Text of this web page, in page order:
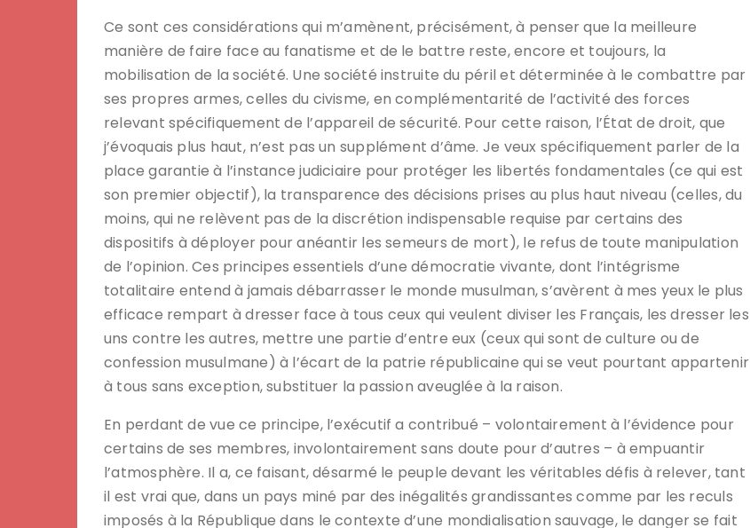
Ce sont ces considérations qui m’amènent, précisément, à penser que la meilleure
manière de faire face au fanatisme et de le battre reste, encore et toujours, la
mobilisation de la société. Une société instruite du péril et déterminée à le combattre par
ses propres armes, celles du civisme, en complémentarité de l’activité des forces
relevant spécifiquement de l’appareil de sécurité. Pour cette raison, l’État de droit, que
j’évoquais plus haut, n’est pas un supplément d’âme. Je veux spécifiquement parler de la
place garantie à l’instance judiciaire pour protéger les libertés fondamentales (ce qui est
son premier objectif), la transparence des décisions prises au plus haut niveau (celles, du
moins, qui ne relèvent pas de la discrétion indispensable requise par certains des
dispositifs à déployer pour anéantir les semeurs de mort), le refus de toute manipulation
de l’opinion. Ces principes essentiels d’une démocratie vivante, dont l’intégrisme
totalitaire entend à jamais débarrasser le monde musulman, s’avèrent à mes yeux le plus
efficace rempart à dresser face à tous ceux qui veulent diviser les Français, les dresser les
uns contre les autres, mettre une partie d’entre eux (ceux qui sont de culture ou de
confession musulmane) à l’écart de la patrie républicaine qui se veut pourtant appartenir
à tous sans exception, substituer la passion aveuglée à la raison.
En perdant de vue ce principe, l’exécutif a contribué – volontairement à l’évidence pour
certains de ses membres, involontairement sans doute pour d’autres – à empuantir
l’atmosphère. Il a, ce faisant, désarmé le peuple devant les véritables défis à relever, tant
il est vrai que, dans un pays miné par des inégalités grandissantes comme par les reculs
imposés à la République dans le contexte d’une mondialisation sauvage, le danger se fait